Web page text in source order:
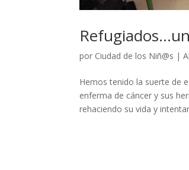
por Ciudad de los Niñ@s |
Hemos tenido la suerte de
enferma de cáncer y sus
rehaciendo su vida y